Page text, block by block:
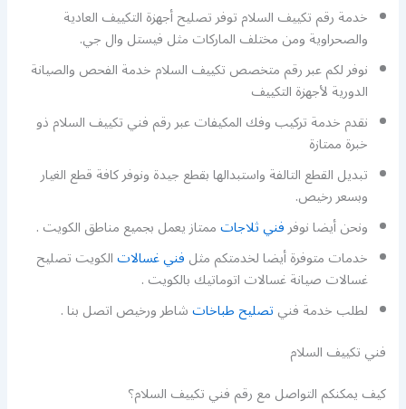
خدمة رقم تكييف السلام توفر تصليح أجهزة التكييف العادية
والصحراوية ومن مختلف الماركات مثل فيستل وال جي.
نوفر لكم عبر رقم متخصص تكييف السلام خدمة الفحص والصيانة
الدورية لأجهزة التكييف
نقدم خدمة تركيب وفك المكيفات عبر رقم فني تكييف السلام ذو
خبرة ممتازة
تبديل القطع التالفة واستبدالها بقطع جيدة ونوفر كافة قطع الغيار
وبسعر رخيص.
ونحن أيضا نوفرفني ثلاجاتممتاز يعمل بجميع مناطق الكويت .
خدمات متوفرة أيضا لخدمتكم مثلفني غسالاتالكويت تصليح
غسالات صيانة غسالات اتوماتيك بالكويت .
لطلب خدمة فنيتصليح طباخاتشاطر ورخيص اتصل بنا .
فني تكييف السلام
كيف يمكنكم التواصل مع رقم فني تكييف السلام؟